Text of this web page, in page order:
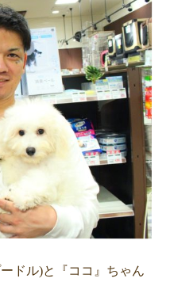
ドル)と『ココ』ちゃん